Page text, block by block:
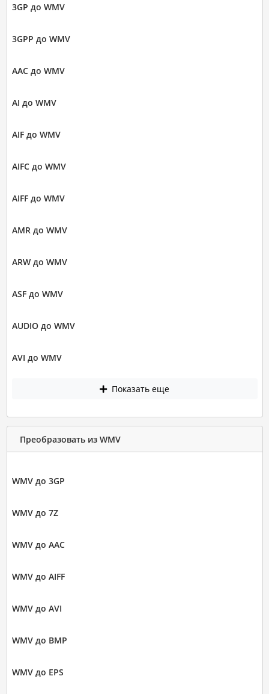
3GP до WMV
3GPP до WMV
AAC до WMV
AI до WMV
AIF до WMV
AIFC до WMV
AIFF до WMV
AMR до WMV
ARW до WMV
ASF до WMV
AUDIO до WMV
AVI до WMV
Показать еще
Преобразовать из WMV
WMV до 3GP
WMV до 7Z
WMV до AAC
WMV до AIFF
WMV до AVI
WMV до BMP
WMV до EPS